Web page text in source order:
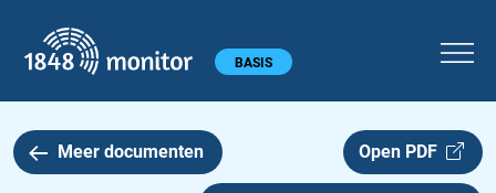
Hoofdmenu BASIS
Meer documenten Open PDF